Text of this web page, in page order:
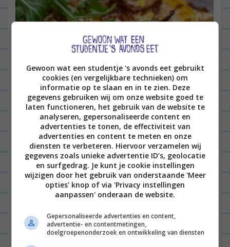
Gewoon wat een studentje 's avonds eet gebruikt
cookies (en vergelijkbare technieken) om
informatie op te slaan en in te zien. Deze
gegevens gebruiken wij om onze website goed te
laten functioneren, het gebruik van de website te
analyseren, gepersonaliseerde content en
advertenties te tonen, de effectiviteit van
advertenties en content te meten en onze
diensten te verbeteren. Hiervoor verzamelen wij
gegevens zoals unieke advertentie ID’s, geolocatie
en surfgedrag. Je kunt je cookie instellingen
wijzigen door het gebruik van onderstaande 'Meer
opties' knop of via 'Privacy instellingen
aanpassen' onderaan de website.
Gepersonaliseerde advertenties en content,
advertentie- en contentmetingen,
doelgroepenonderzoek en ontwikkeling van diensten